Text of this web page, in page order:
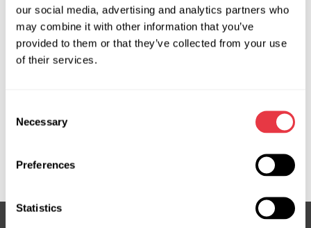
our social media, advertising and analytics partners who
may combine it with other information that you’ve
provided to them or that they’ve collected from your use
of their services.
Selection
Necessary
Preferences
Statistics
OEM
716520077, 71719533, 71731544, 71736547, 71739893,
71747908, 71748416, 71748667, 71749351, 71751373,
71772126, FI704R, FI705R, FI708R, JCR116, JCR125, JCR157